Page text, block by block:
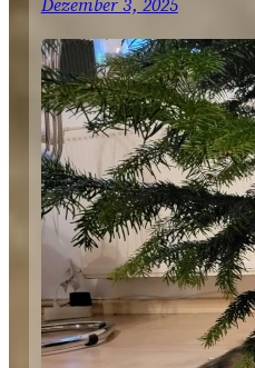
Dezember 3, 2025